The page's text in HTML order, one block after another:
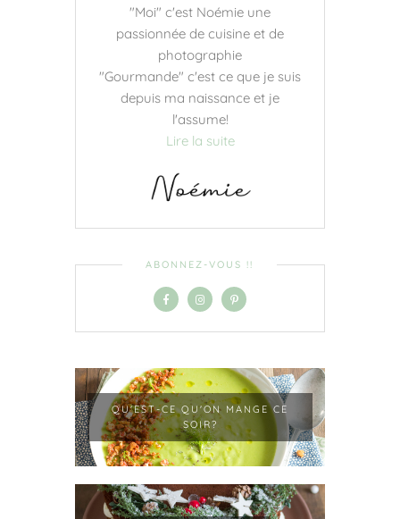
"Moi" c'est Noémie une
passionnée de cuisine et de
photographie
"Gourmande" c'est ce que je suis
depuis ma naissance et je
l'assume!
Lire la suite
ABONNEZ-VOUS !!
QU'EST-CE QU'ON MANGE CE
SOIR?